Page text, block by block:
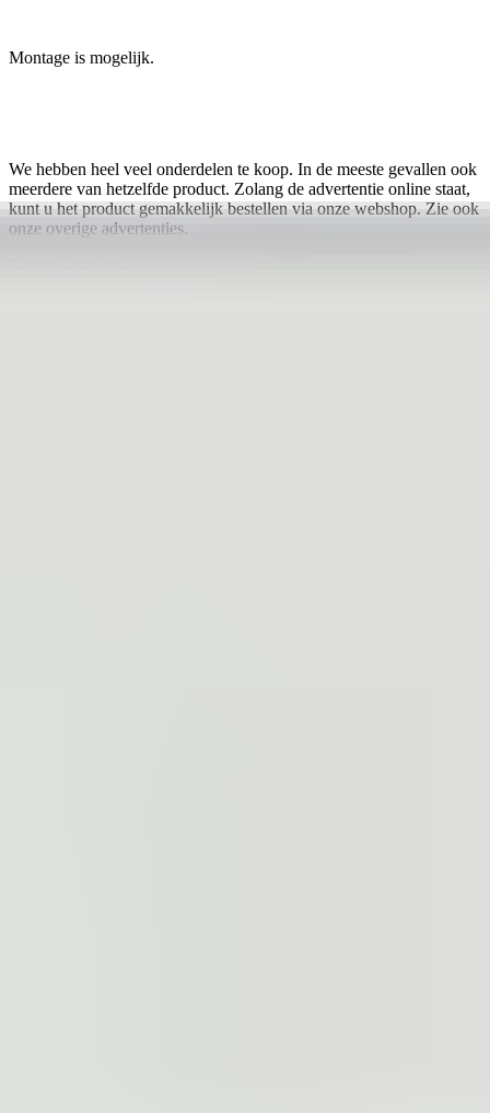
Montage is mogelijk.
We hebben heel veel onderdelen te koop. In de meeste gevallen ook
meerdere van hetzelfde product. Zolang de advertentie online staat,
kunt u het product gemakkelijk bestellen via onze webshop. Zie ook
onze overige advertenties.